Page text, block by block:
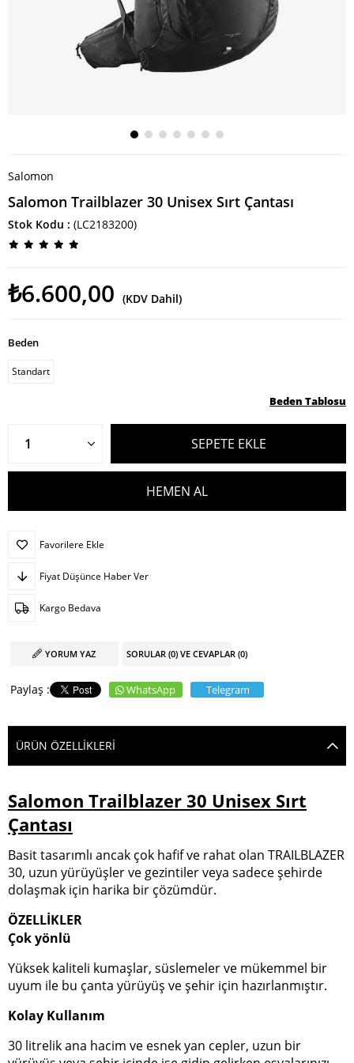
Salomon
Salomon Trailblazer 30 Unisex Sırt Çantası
Stok Kodu (LC2183200)
₺6.600,00 (KDV Dahil)
Beden
Standart
Beden Tablosu
Favorilere Ekle
Fiyat Düşünce Haber Ver
Kargo Bedava
YORUM YAZ SORULAR (0) VE CEVAPLAR (0)
WhatsApp Telegram
ÜRÜN ÖZELLIKLERI
Salomon Trailblazer 30 Unisex Sırt
Çantası
Basit tasarımlı ancak çok hafif ve rahat olan TRAILBLAZER
30, uzun yürüyüşler ve gezintiler veya sadece şehirde
dolaşmak için harika bir çözümdür.
ÖZELLİKLER
Çok yönlü
Yüksek kaliteli kumaşlar, süslemeler ve mükemmel bir
uyum ile bu çanta yürüyüş ve şehir için hazırlanmıştır.
Kolay Kullanım
30 litrelik ana hacim ve esnek yan cepler, uzun bir